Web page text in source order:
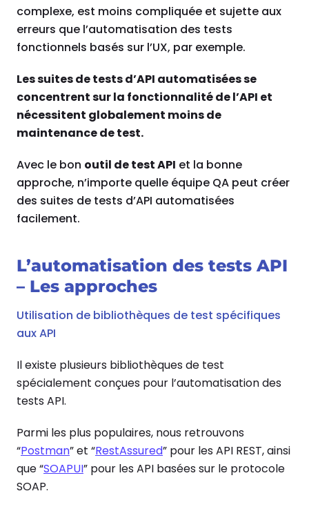
complexe, est moins compliquée et sujette aux
erreurs que l’automatisation des tests
fonctionnels basés sur l’UX, par exemple.
Les suites de tests d’API automatisées se
concentrent sur la fonctionnalité de l’API et
nécessitent globalement moins de
maintenance de test.
Avec le bon outil de test API et la bonne
approche, n’importe quelle équipe QA peut créer
des suites de tests d’API automatisées
facilement.
L’automatisation des tests API
– Les approches
Utilisation de bibliothèques de test spécifiques
aux API
Il existe plusieurs bibliothèques de test
spécialement conçues pour l’automatisation des
tests API.
Parmi les plus populaires, nous retrouvons
“Postman” et “RestAssured” pour les API REST, ainsi
que “SOAPUI” pour les API basées sur le protocole
SOAP.